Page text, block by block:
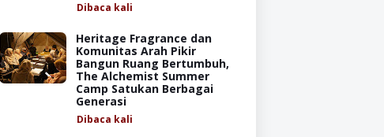
Dibaca kali
Heritage Fragrance dan
Komunitas Arah Pikir
Bangun Ruang Bertumbuh,
The Alchemist Summer
Camp Satukan Berbagai
Generasi
Dibaca kali